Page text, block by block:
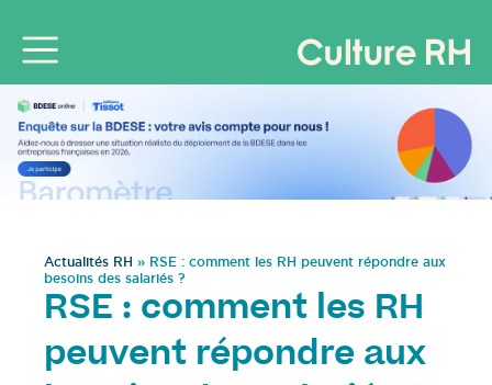
Actualités RH » RSE : comment les RH peuvent répondre aux
besoins des salariés ?
RSE : comment les RH
peuvent répondre aux